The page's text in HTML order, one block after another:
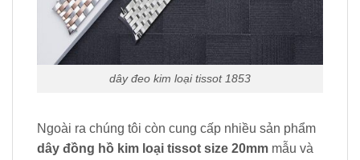
dây đeo kim loại tissot 1853
Ngoài ra chúng tôi còn cung cấp nhiều sản phẩm
dây đồng hồ kim loại tissot size 20mm mẫu và